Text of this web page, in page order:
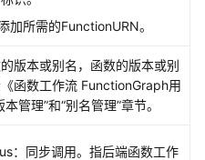
加所需的FunctionURN。
版本或别名，函数的版本或别
函数工作流 FunctionGraph用
管理”和“别名管理”章节。
：同步调用。指后端函数工作